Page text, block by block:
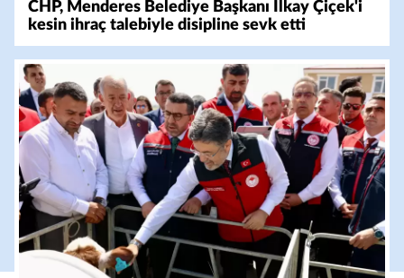
CHP, Menderes Belediye Başkanı İlkay Çiçek'i
kesin ihraç talebiyle disipline sevk etti